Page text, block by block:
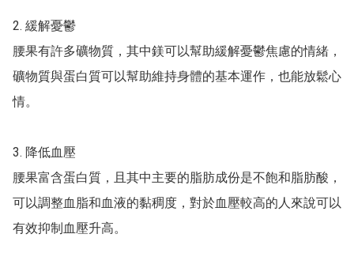
2. 緩解憂鬱
腰果有許多礦物質，其中鎂可以幫助緩解憂鬱焦慮的情緒，
礦物質與蛋白質可以幫助維持身體的基本運作，也能放鬆心
情。
3. 降低血壓
腰果富含蛋白質，且其中主要的脂肪成份是不飽和脂肪酸，
可以調整血脂和血液的黏稠度，對於血壓較高的人來說可以
有效抑制血壓升高。